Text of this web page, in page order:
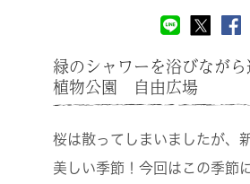
緑のシャワーを浴びなが
植物公園 自由広場
桜は散ってしまいましたが、
美しい季節！今回はこの季節